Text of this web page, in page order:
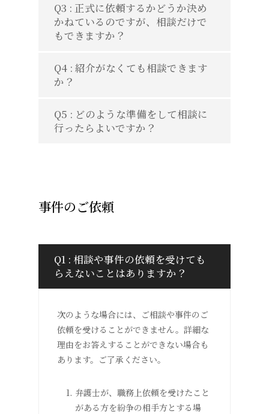
Q3 : 正式に依頼するかどうか決め
かねているのですが、相談だけで
もできますか？
Q4 : 紹介がなくても相談できます
か？
Q5 : どのような準備をして相談に
行ったらよいですか？
事件のご依頼
Q1 : 相談や事件の依頼を受けても
らえないことはありますか？
次のような場合には、ご相談や事件のご
依頼を受けることができません。詳細な
理由をお答えすることができない場合も
あります。ご了承ください。
弁護士が、職務上依頼を受けたこと
がある方を紛争の相手方とする場